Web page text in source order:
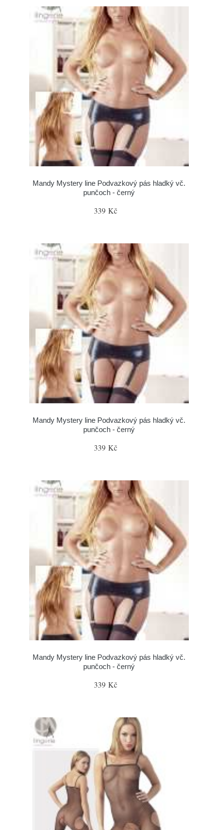
Mandy Mystery line Podvazkový pás hladký vč.
punčoch - černý
339 Kč
Mandy Mystery line Podvazkový pás hladký vč.
punčoch - černý
339 Kč
Mandy Mystery line Podvazkový pás hladký vč.
punčoch - černý
339 Kč